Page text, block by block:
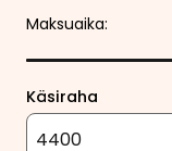
Maksuaika:
Käsiraha